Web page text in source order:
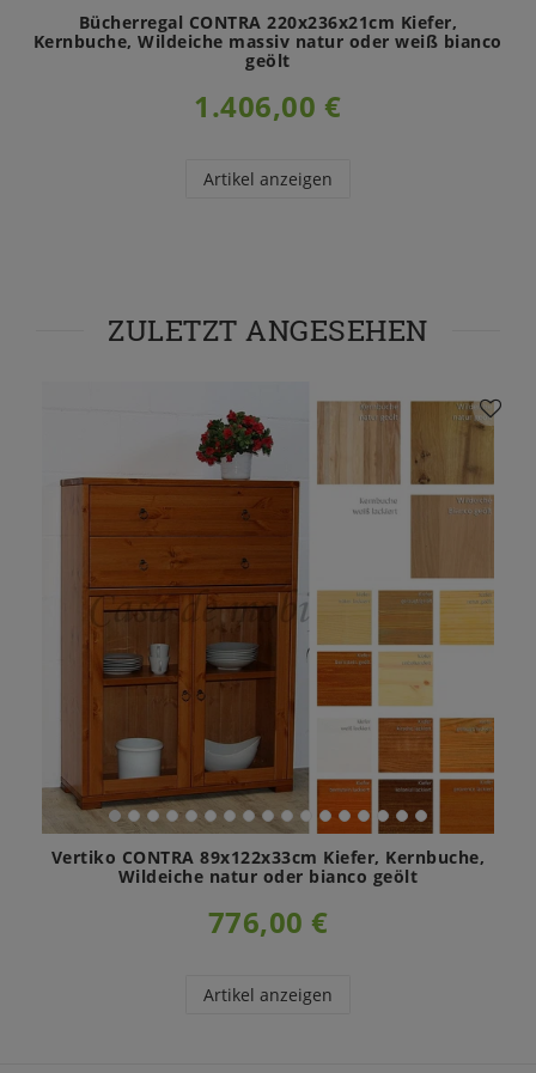
Bücherregal CONTRA 220x236x21cm Kiefer,
Kernbuche, Wildeiche massiv natur oder weiß bianco
geölt
1.406,00 €
Artikel anzeigen
ZULETZT ANGESEHEN
Vertiko CONTRA 89x122x33cm Kiefer, Kernbuche,
Wildeiche natur oder bianco geölt
776,00 €
Artikel anzeigen